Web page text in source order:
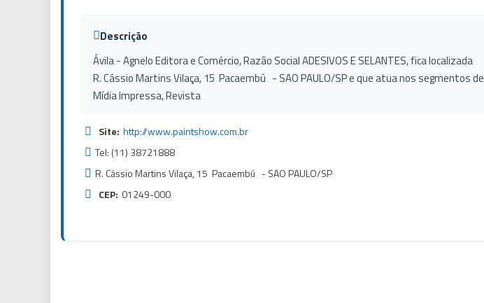
Descrição
Ávila - Agnelo Editora e Comércio, Razão Social ADESIVOS E SELANTES, fica localizada
R. Cássio Martins Vilaça, 15 Pacaembú - SAO PAULO/SP e que atua nos segmentos de
Mídia Impressa, Revista
Site: http://www.paintshow.com.br
Tel: (11) 38721888
R. Cássio Martins Vilaça, 15 Pacaembú - SAO PAULO/SP
CEP: 01249-000